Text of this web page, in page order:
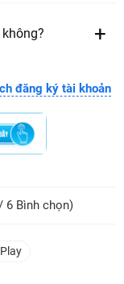
đăng ký tài khoản
6 Bình chọn)